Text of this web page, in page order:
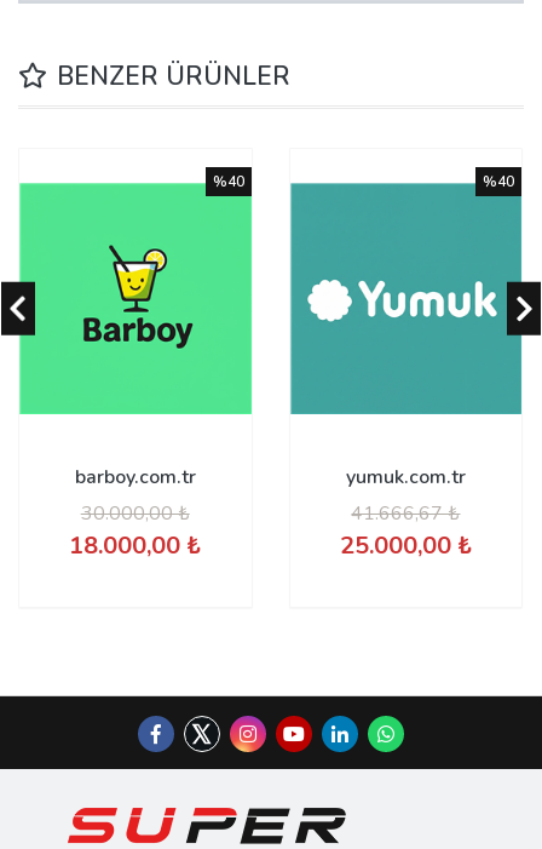
BENZER ÜRÜNLER
barboy.com.tr
30.000,00 ₺
18.000,00 ₺
%40
yumuk.com.tr
41.666,67 ₺
25.000,00 ₺
%40